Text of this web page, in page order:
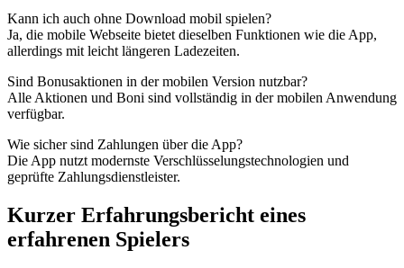
Kann ich auch ohne Download mobil spielen?
Ja, die mobile Webseite bietet dieselben Funktionen wie die App,
allerdings mit leicht längeren Ladezeiten.
Sind Bonusaktionen in der mobilen Version nutzbar?
Alle Aktionen und Boni sind vollständig in der mobilen Anwendung
verfügbar.
Wie sicher sind Zahlungen über die App?
Die App nutzt modernste Verschlüsselungstechnologien und
geprüfte Zahlungsdienstleister.
Kurzer Erfahrungsbericht eines
erfahrenen Spielers